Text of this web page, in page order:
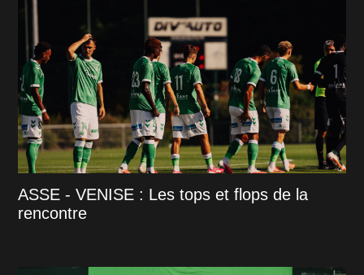
ASSE - VENISE : Les tops et flops de la
rencontre